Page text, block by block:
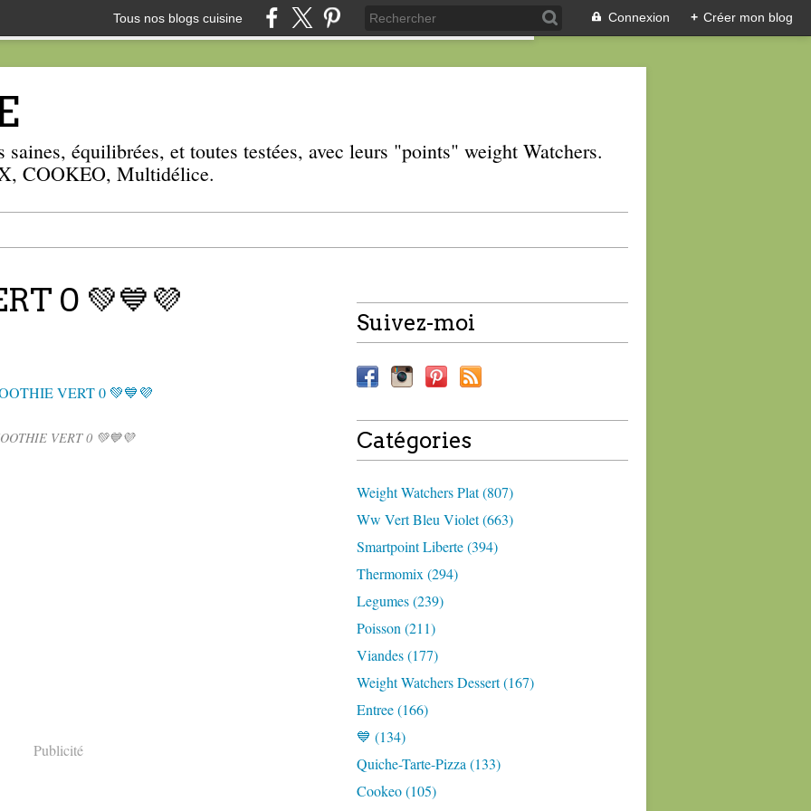
Tous nos blogs cuisine Connexion + Créer mon blog
saines, équilibrées, et toutes testées, avec leurs "points" weight Watchers.
COOKEO, Multidélice.
0 💚💙💜
VERT 0 💚💙💜
Publicité
Suivez-moi
Catégories
Weight Watchers Plat (807)
Ww Vert Bleu Violet (663)
Smartpoint Liberte (394)
Thermomix (294)
Legumes (239)
Poisson (211)
Viandes (177)
Weight Watchers Dessert (167)
Entree (166)
💙 (134)
Quiche-Tarte-Pizza (133)
Cookeo (105)